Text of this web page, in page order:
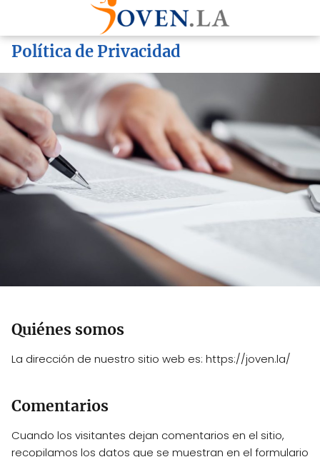
Política de Privacidad
Quiénes somos
La dirección de nuestro sitio web es: https://joven.la/
Comentarios
Cuando los visitantes dejan comentarios en el sitio,
recopilamos los datos que se muestran en el formulario